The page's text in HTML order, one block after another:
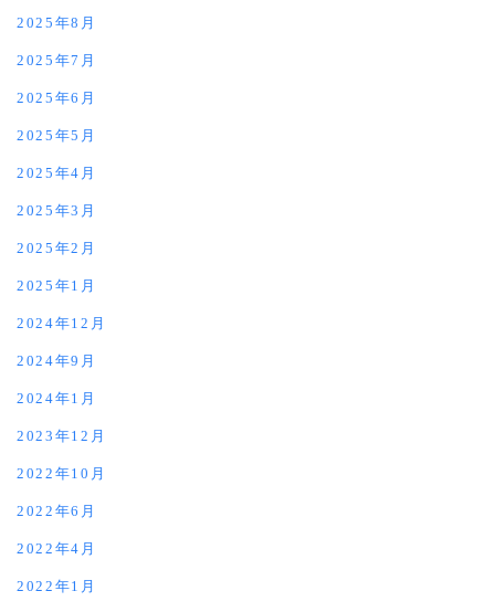
2025年8月
2025年7月
2025年6月
2025年5月
2025年4月
2025年3月
2025年2月
2025年1月
2024年12月
2024年9月
2024年1月
2023年12月
2022年10月
2022年6月
2022年4月
2022年1月